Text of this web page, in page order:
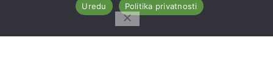
USLOVI KORIŠĆENJA
Uredu
Politika privatnosti